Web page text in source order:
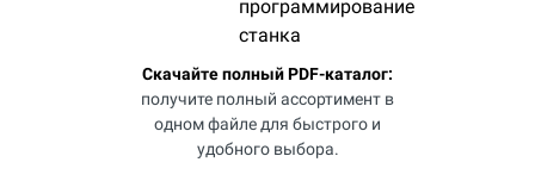
Скачайте полный PDF-каталог:
получите полный ассортимент в
одном файле для быстрого и
удобного выбора.